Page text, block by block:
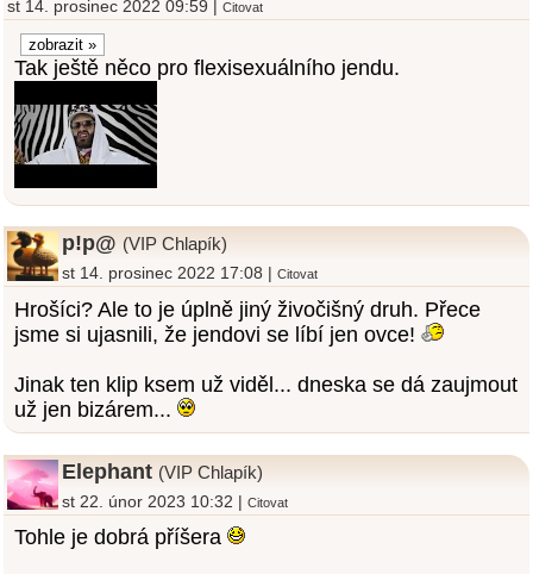
st 14. prosinec 2022 09:59 | Citovat
Tak ještě něco pro flexisexuálního jendu.
p!p@ (VIP Chlapík)
st 14. prosinec 2022 17:08 |Citovat
Hrošíci? Ale to je úplně jiný živočišný druh. Přece
jsme si ujasnili, že jendovi se líbí jen ovce!
Jinak ten klip ksem už viděl... dneska se dá zaujmout
už jen bizárem...
Elephant (VIP Chlapík)
st 22. únor 2023 10:32 |Citovat
Tohle je dobrá příšera